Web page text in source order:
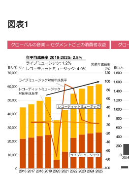
図表1